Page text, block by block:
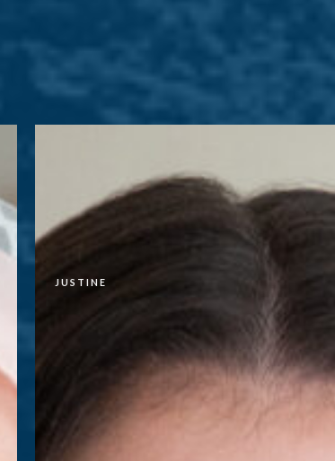
défis, elle incarne l’engagement et la passion
au quotidien. Une vraie force tranquille qui
fait toute la différence.
JUSTINE